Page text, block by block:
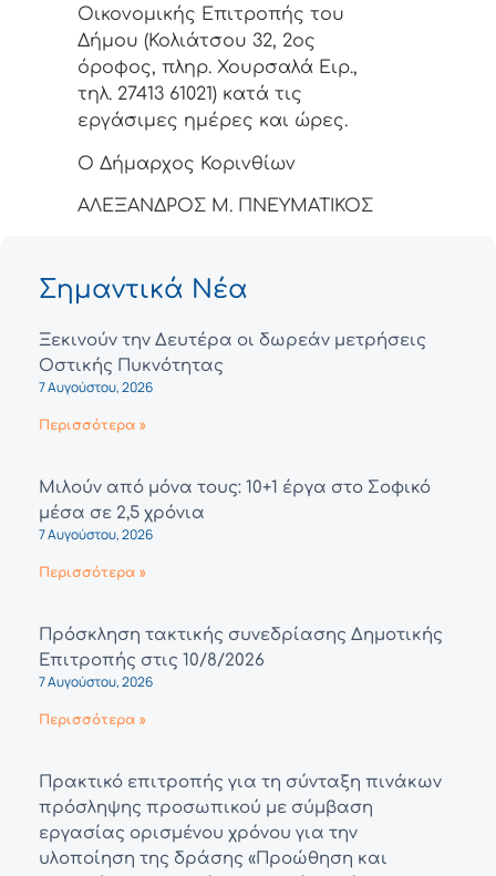
Οικονομικής Επιτροπής του
Δήμου (Κολιάτσου 32, 2ος
όροφος, πληρ. Χουρσαλά Ειρ.,
τηλ. 27413 61021) κατά τις
εργάσιμες ημέρες και ώρες.
Ο Δήμαρχος Κορινθίων
ΑΛΕΞΑΝΔΡΟΣ Μ. ΠΝΕΥΜΑΤΙΚΟΣ
Σημαντικά Νέα
Ξεκινούν την Δευτέρα οι δωρεάν μετρήσεις
Οστικής Πυκνότητας
7 Αυγούστου, 2026
Περισσότερα »
Μιλούν από μόνα τους: 10+1 έργα στο Σοφικό
μέσα σε 2,5 χρόνια
7 Αυγούστου, 2026
Περισσότερα »
Πρόσκληση τακτικής συνεδρίασης Δημοτικής
Επιτροπής στις 10/8/2026
7 Αυγούστου, 2026
Περισσότερα »
Πρακτικό επιτροπής για τη σύνταξη πινάκων
πρόσληψης προσωπικού με σύμβαση
εργασίας ορισμένου χρόνου για την
υλοποίηση της δράσης «Προώθηση και